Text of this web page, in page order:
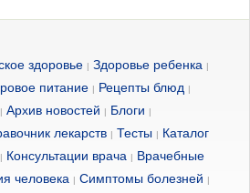
здоровье | Здоровье ребенка |
питание | Рецепты блюд |
| Архив новостей | Блоги |
лекарств | Тесты | Каталог
| Консультации врача | Врачебные
человека | Симптомы болезней |